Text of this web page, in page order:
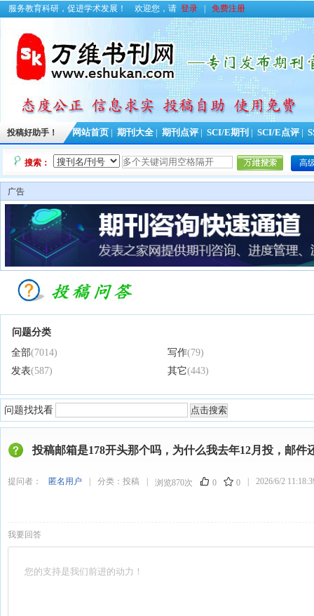
服务教育科研，促进学术发展！ 欢迎您，请 登录 免费注册
投稿好助手！ 网站首页 期刊大全 期刊点评 SCI/E期刊 SCI/E点评
搜索： 高
广告
问题分类
全部(7014) 写作(79)
发表(587) 其它(443)
问题找找看
投稿邮箱是178开头那个吗，为什么我去年12月投，邮件
提问者： 匿名用户 分类： 投稿 浏览870次 0 0 2026/6/2
我要回答